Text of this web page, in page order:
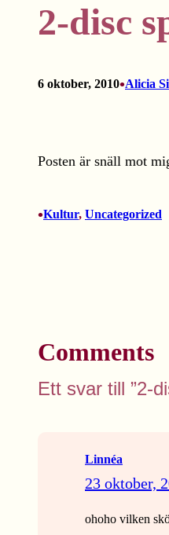
2-disc
6 oktober, 2010•Alicia
Posten är snäll mot
•Kultur, Uncategorized
Comments
Ett svar till ”2-
Linnéa
23 oktober,
ohoho vilken